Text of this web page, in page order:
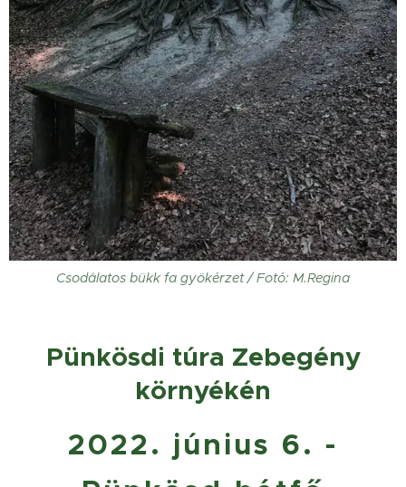
Csodálatos bükk fa gyökérzet / Fotó: M.Regina
Pünkösdi túra Zebegény
környékén
2022. június 6. -